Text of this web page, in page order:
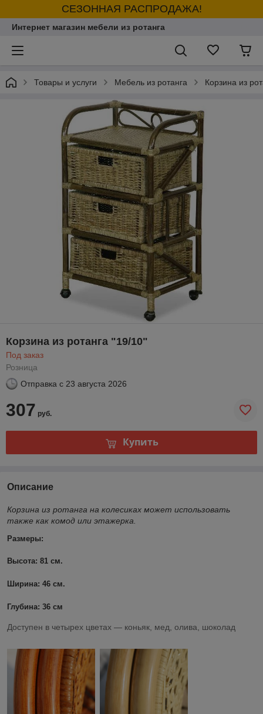
СЕЗОННАЯ РАСПРОДАЖА!
Интернет магазин мебели из ротанга
Товары и услуги Мебель из ротанга Корзина из
Корзина из ротанга "19/10"
Под заказ
Розница
Отправка с 23 августа 2026
307 руб.
Купить
Описание
Корзина из ротанга на колесиках может использовать
также как комод или этажерка.
Размеры:
Высота: 81 см.
Ширина: 46 см.
Глубина: 36 см
Доступен в четырех цветах ― коньяк, мед, олива, шоколад